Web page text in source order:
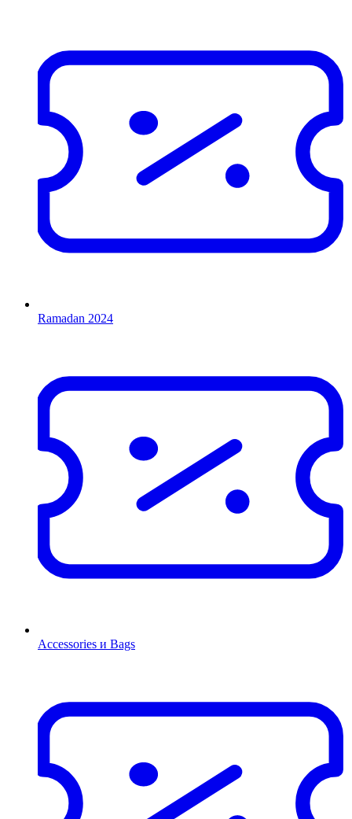
Ramadan 2024
Accessories и Bags